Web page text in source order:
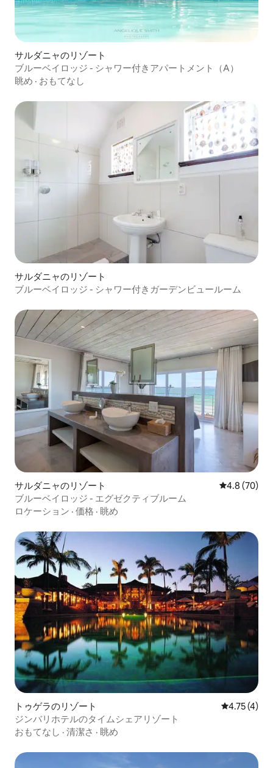
サルダニャのリゾート
ブルーベイロッジ - シャワー付きアパートメント（A）
眺め · おもてなし
サルダニャのリゾート
ブルーベイロッジ - シャワー付きガーデンビュールーム
サルダニャのリゾート レビュー70
4.8 (70)
ブルーベイロッジ - エグゼクティブルーム
ロケーション · 価格 · 眺め
トゥゲラのリゾート レビュー4
4.75 (4)
ジンバリホテルのタイムシェアリゾート
おもてなし · 清潔さ · 眺め